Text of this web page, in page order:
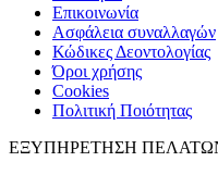
Eπικοινωνία
Ασφάλεια συναλλαγών
Κώδικες Δεοντολογίας
Όροι χρήσης
Cookies
Πολιτική Ποιότητας
ΕΞΥΠΗΡΕΤΗΣΗ